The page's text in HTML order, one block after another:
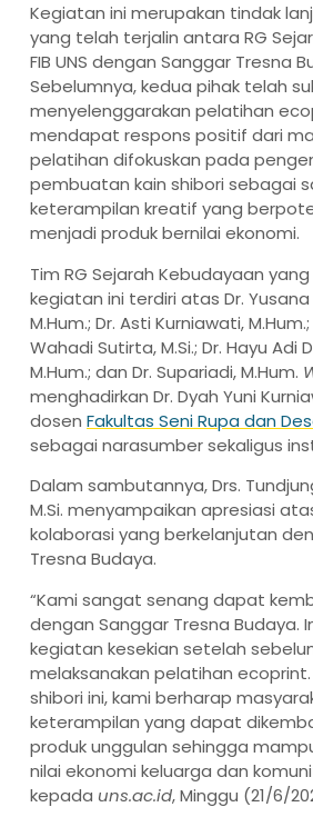
Kegiatan ini merupakan tindak
yang telah terjalin antara RG
FIB UNS dengan Sanggar Tresna
Sebelumnya, kedua pihak telah
menyelenggarakan pelatihan
mendapat respons positif dari
pelatihan difokuskan pada
pembuatan kain shibori sebagai
keterampilan kreatif yang
menjadi produk bernilai ekonomi.
Tim RG Sejarah Kebudayaan
kegiatan ini terdiri atas Dr.
M.Hum.; Dr. Asti Kurniawati,
Wahadi Sutirta, M.Si.; Dr. Hayu Adi
M.Hum.; dan Dr. Supariadi, M.Hum.
menghadirkan Dr. Dyah Yuni
dosen Fakultas Seni Rupa dan
sebagai narasumber sekaligus
Dalam sambutannya, Drs.
M.Si. menyampaikan apresiasi
kolaborasi yang berkelanjutan
Tresna Budaya.
“Kami sangat senang dapat
dengan Sanggar Tresna Budaya.
kegiatan kesekian setelah
melaksanakan pelatihan
shibori ini, kami berharap
keterampilan yang dapat
produk unggulan sehingga
nilai ekonomi keluarga dan
kepada uns.ac.id, Minggu (21/6/